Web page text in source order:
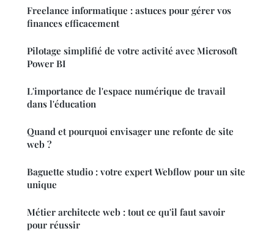
Freelance informatique : astuces pour gérer vos
finances efficacement
Pilotage simplifié de votre activité avec Microsoft
Power BI
L'importance de l'espace numérique de travail
dans l'éducation
Quand et pourquoi envisager une refonte de site
web ?
Baguette studio : votre expert Webflow pour un site
unique
Métier architecte web : tout ce qu'il faut savoir
pour réussir